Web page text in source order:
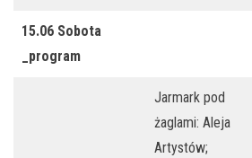
15.06 Sobota
_program
Jarmark pod
żaglami: Aleja
Artystów;